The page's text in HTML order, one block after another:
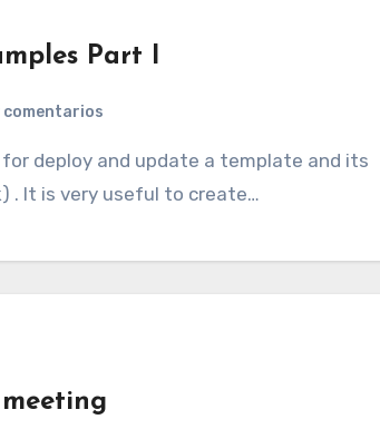
Part I
comentarios
. It is very useful to create…
meeting